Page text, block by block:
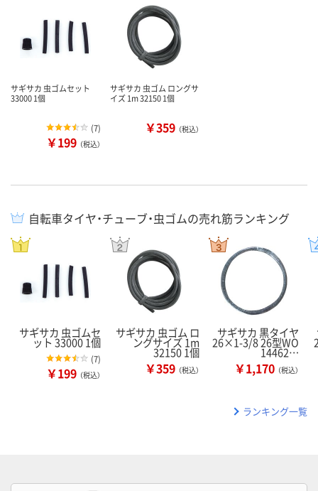
サギサカ 虫ゴムセット
33000 1個
(7)
￥199 （税込）
サギサカ 虫ゴム ロングサ
イズ 1m 32150 1個
￥359 （税込）
自転車タイヤ・チューブ・虫ゴムの売れ筋ランキング
サギサカ 虫ゴムセ
ット 33000 1個
(7)
￥199 （税込）
サギサカ 虫ゴム ロ
ングサイズ 1m
32150 1個
￥359 （税込）
サギサカ 黒タイヤ
26×1-3/8 26型WO
14462…
￥1,170 （税込）
ランキング一覧